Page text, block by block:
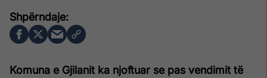
Komuna e Gjilanit ka njoftuar se pas vendimit të